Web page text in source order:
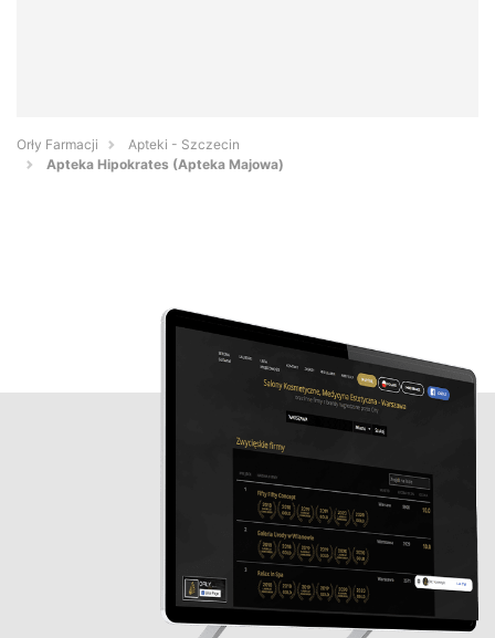
Orły Farmacji
Apteki - Szczecin
Apteka Hipokrates (Apteka Majowa)